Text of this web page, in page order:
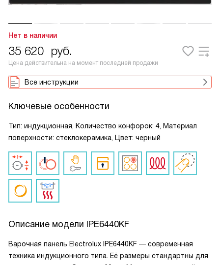
Нет в наличии
35 620 руб.
Цена действительна на момент последней продажи
Все инструкции
Ключевые особенности
Тип: индукционная, Количество конфорок: 4, Материал
поверхности: стеклокерамика, Цвет: черный
Описание модели IPE6440KF
Варочная панель Electrolux IPE6440KF — современная
техника индукционного типа. Её размеры стандартны для